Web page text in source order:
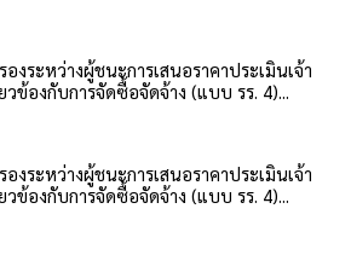
องระหว่างผู้ชนะการเสนอราคาประเมินเจ้า
ข้องกับการจัดซื้อจัดจ้าง (แบบ รร. 4)...
องระหว่างผู้ชนะการเสนอราคาประเมินเจ้า
ข้องกับการจัดซื้อจัดจ้าง (แบบ รร. 4)...